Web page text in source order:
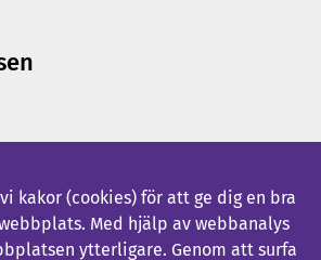
80 00
kakor (cookies) för att ge dig en bra
Med hjälp av webbanalys
ytterligare. Genom att surfa